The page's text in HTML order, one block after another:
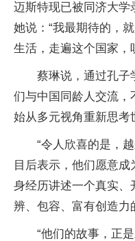
迈斯特现已被同济大学
她说：“我最期待的，
生活，走遍这个国家，
蔡琳说，通过孔子
们与中国同龄人交流
始从多元视角重新思考
“令人欣喜的是，
目后表示，他们愿意
身经历讲述一个真实、
辨、包容、富有创造力
“他们的故事，正